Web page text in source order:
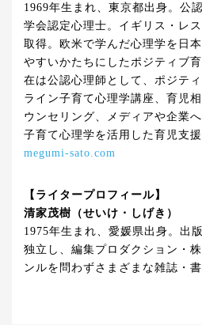
1969年生まれ、東京都出身。公
学会認定心理士。イギリス・レ
取得。欧米で学んだ心理学を日
やすいかたちにしたポジティブ
在は公認心理師として、ポジテ
ライン子育て心理学講座、育児
ウンセリング、メディアや企業
子育て心理学を活用した育児支
megumi-sato.com
【ライタープロフィール】
清家茂樹（せいけ・しげき）
1975年生まれ、愛媛県出身。出
独立し、編集プロダクション・
ンルを問わずさまざまな雑誌・